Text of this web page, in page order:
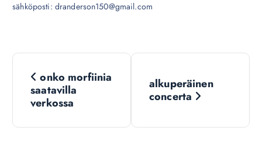
sähköposti: dranderson150@gmail.com
N
v
onko morfiinia
saatavilla
verkossa
alkuperäinen
concerta